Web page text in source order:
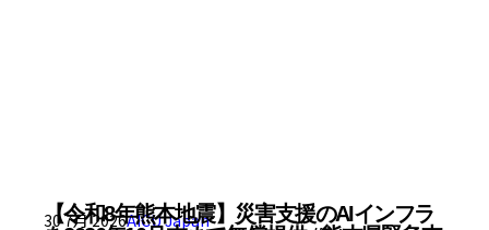
【令和8年熊本地震】災害支援のAIインフラ
30 7月 2026AICU Japan